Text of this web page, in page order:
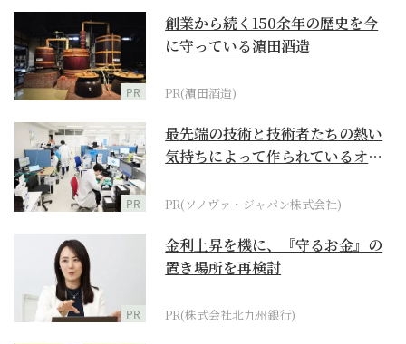
PR
創業から続く150余年の歴史を今
に守っている濵田酒造
PR(濵田酒造)
PR
最先端の技術と技術者たちの熱い
気持ちによって作られているオー
PR(ソノヴァ・ジャパン株式会社)
PR
金利上昇を機に、『守るお金』の
置き場所を再検討
PR(株式会社北九州銀行)